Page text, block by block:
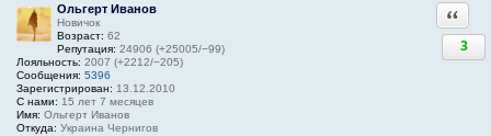
Ольгерт Иванов
Новичок
Возраст: 62
Репутация: 24906 (+25005/−99)
Лояльность: 2007 (+2212/−205)
Сообщения: 5396
Зарегистрирован: 13.12.2010
С нами: 15 лет 7 месяцев
Имя: Ольгерт Иванов
Откуда: Украина Чернигов
3